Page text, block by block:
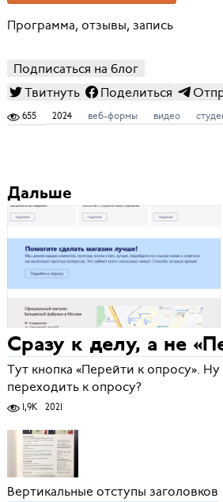
Программа, отзывы, запись
Подписаться на блог
Твитнуть
Поделиться
655 2024 веб-формы видео
Дальше
Сразу к делу, а не
Тут кнопка «Перейти к опросу».
переходить к опросу?
1,9K 2021
Вертикальные отступы заголовков